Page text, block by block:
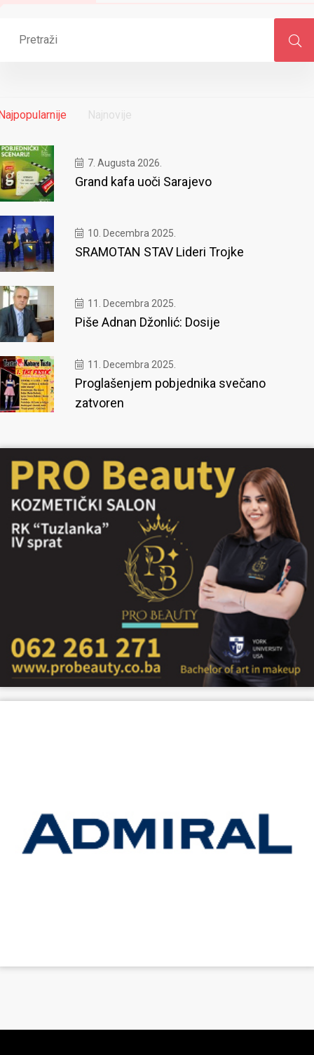
Najnovije
7. Augusta 2026.
Grand kafa uoči Sarajevo
10. Decembra 2025.
SRAMOTAN STAV Lideri Trojke
11. Decembra 2025.
Piše Adnan Džonlić: Dosije
11. Decembra 2025.
Proglašenjem pobjednika svečano
zatvoren